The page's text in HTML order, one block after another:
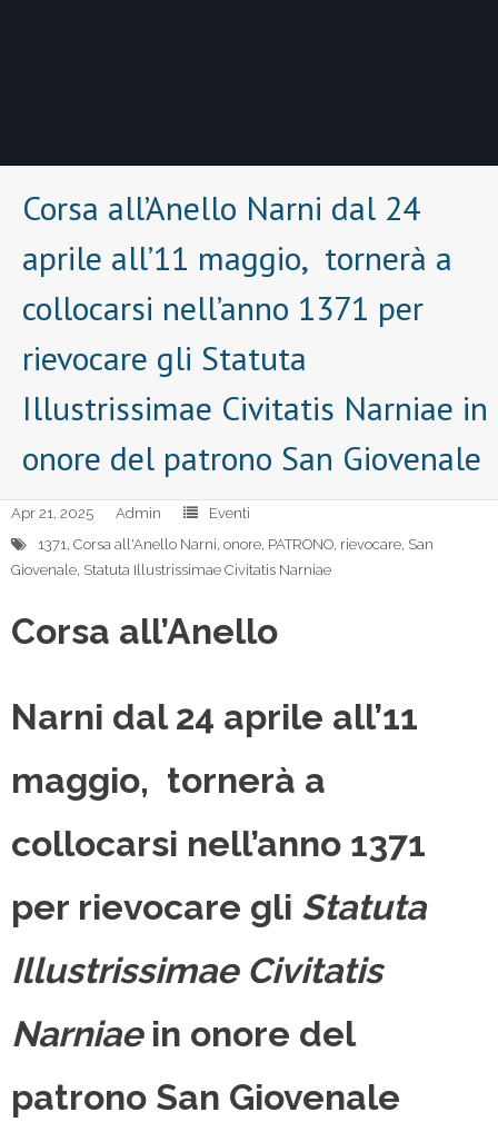
Corsa all’Anello Narni dal 24
aprile all’11 maggio, tornerà a
collocarsi nell’anno 1371 per
rievocare gli Statuta
Illustrissimae Civitatis Narniae in
onore del patrono San Giovenale
Apr 21, 2025 Admin
Eventi
1371, Corsa all'Anello Narni, onore, PATRONO, rievocare, San
Giovenale, Statuta Illustrissimae Civitatis Narniae
Corsa all’Anello
Narni dal 24 aprile all’11
maggio, tornerà a
collocarsi nell’anno 1371
per rievocare gli Statuta
Illustrissimae Civitatis
Narniaein onore del
patrono San Giovenale